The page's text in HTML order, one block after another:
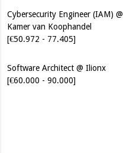
Cybersecurity Engineer (IAM) @
Kamer van Koophandel
[€50.972 - 77.405]
Software Architect @ Ilionx
[€60.000 - 90.000]